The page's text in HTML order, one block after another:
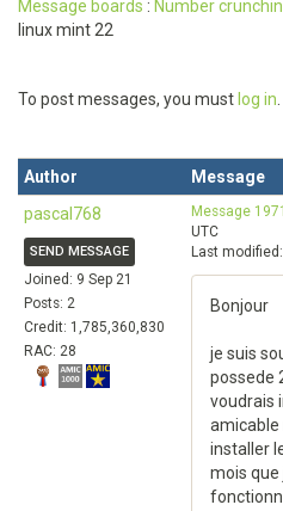
Message boards : Number
linux mint 22
To post messages, you must log in
Author
Message
pascal768
SEND MESSAGE
Joined: 9 Sep 21
Posts: 2
Credit: 1,785,360,830
RAC: 28
Message 1971
UTC
Last
Bonjour
je suis
possede
voudrais
amicable
installer
mois que